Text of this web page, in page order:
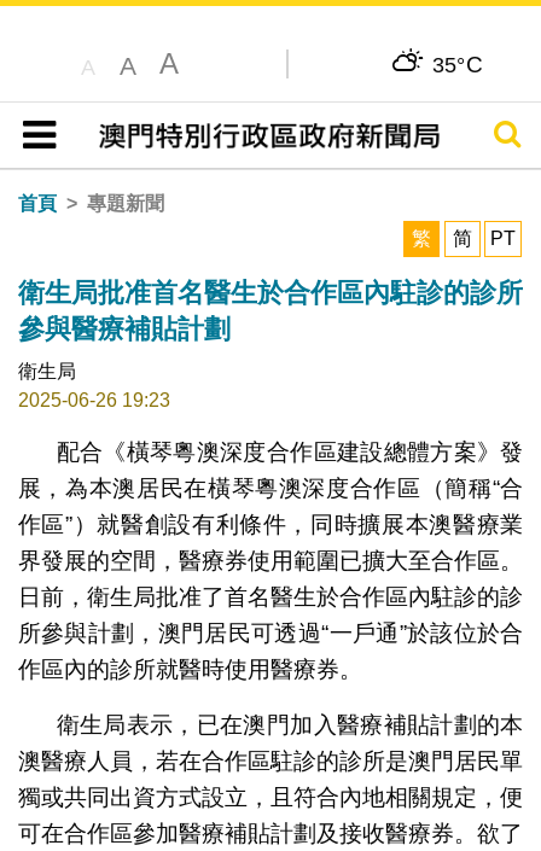
A A A 35°C
目錄
搜尋
首頁
專題新聞
繁
简 PT
衛生局批准首名醫生於合作區內駐診的診所
參與醫療補貼計劃
衛生局
2025-06-26 19:23
配合《橫琴粵澳深度合作區建設總體方案》發
展，為本澳居民在橫琴粵澳深度合作區（簡稱“合
作區”）就醫創設有利條件，同時擴展本澳醫療業
界發展的空間，醫療券使用範圍已擴大至合作區。
日前，衛生局批准了首名醫生於合作區內駐診的診
所參與計劃，澳門居民可透過“一戶通”於該位於合
作區內的診所就醫時使用醫療券。
衛生局表示，已在澳門加入醫療補貼計劃的本
澳醫療人員，若在合作區駐診的診所是澳門居民單
獨或共同出資方式設立，且符合內地相關規定，便
可在合作區參加醫療補貼計劃及接收醫療券。欲了